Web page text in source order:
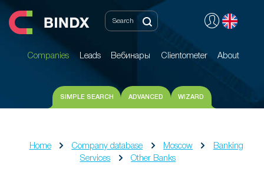
Companies Leads Вебинары Clientometer About
Companies Leads Вебинары Clientometer About
SIMPLE SEARCH ADVANCED WIZARD
Home Company database Moscow
Banking
Services
Other Banks